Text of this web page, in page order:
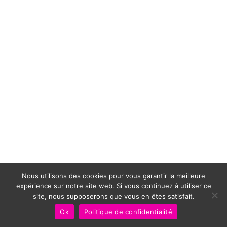
Nous utilisons des cookies pour vous garantir la meilleure
expérience sur notre site web. Si vous continuez à utiliser ce
site, nous supposerons que vous en êtes satisfait.
Ok
Politique de confidentialité